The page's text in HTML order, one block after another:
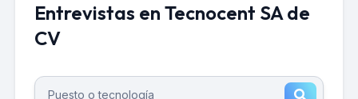
Entrevistas en Tecnocent SA de
CV